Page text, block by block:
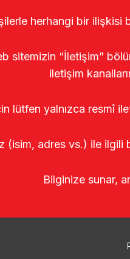
herhangi bir
sitemizin “İletişim”
iletişim
lütfen yalnızca resmî
(isim, adres vs.) ile
Bilginize sunar,